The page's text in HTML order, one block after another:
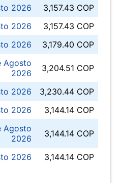
2026
3,157.43 COP
2026
3,157.43 COP
2026
3,179.40 COP
Agosto
2026
3,204.51 COP
2026
3,230.44 COP
2026
3,144.14 COP
Agosto
2026
3,144.14 COP
2026 3,144.14 COP